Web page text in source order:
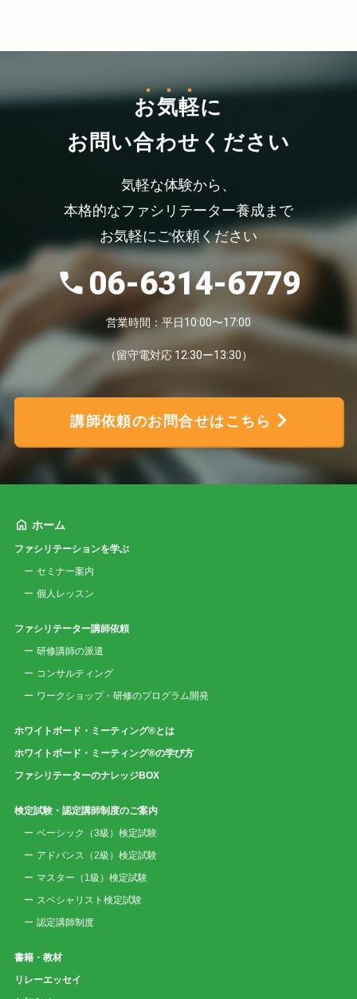
お気軽に
お問い合わせください
気軽な体験から、
本格的なファシリテーター養成まで
お気軽にご依頼ください
06-6314-6779
営業時間：平日10:00〜17:00
（留守電対応 12:30ー13:30）
講師依頼のお問合せはこちら
ホーム
ファシリテーションを学ぶ
セミナー案内
個人レッスン
ファシリテーター講師依頼
研修講師の派遣
コンサルティング
ワークショップ・研修のプログラム開発
ホワイトボード・ミーティング®とは
ホワイトボード・ミーティング®の学び方
ファシリテーターのナレッジBOX
検定試験・認定講師制度のご案内
ベーシック（3級）検定試験
アドバンス（2級）検定試験
マスター（1級）検定試験
スペシャリスト検定試験
認定講師制度
書籍・教材
リレーエッセイ